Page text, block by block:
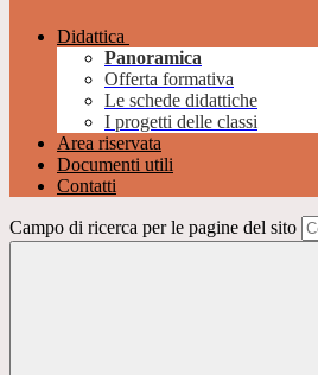
Didattica
Panoramica
Offerta formativa
Le schede didattiche
I progetti delle classi
Area riservata
Documenti utili
Contatti
Campo di ricerca per le pagine del sito